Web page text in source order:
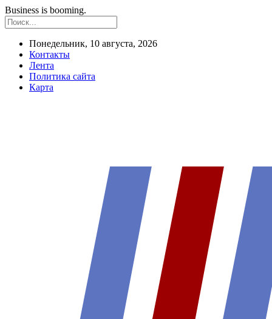
Business is booming.
Понедельник, 10 августа, 2026
Контакты
Лента
Политика сайта
Карта